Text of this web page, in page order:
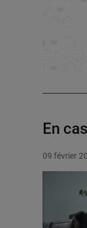
En
09 février